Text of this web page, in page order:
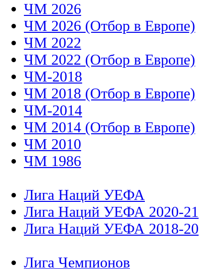
ЧМ 2026
ЧМ 2026 (Отбор в Европе)
ЧМ 2022
ЧМ 2022 (Отбор в Европе)
ЧМ-2018
ЧМ 2018 (Отбор в Европе)
ЧМ-2014
ЧМ 2014 (Отбор в Европе)
ЧМ 2010
ЧМ 1986
Лига Наций УЕФА
Лига Наций УЕФА 2020-21
Лига Наций УЕФА 2018-20
Лига Чемпионов